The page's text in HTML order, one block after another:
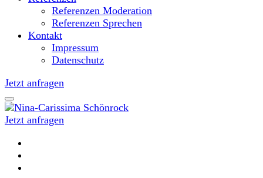
Referenzen Moderation
Referenzen Sprechen
Kontakt
Impressum
Datenschutz
Jetzt anfragen
Nina-Carissima Schönrock
Jetzt anfragen